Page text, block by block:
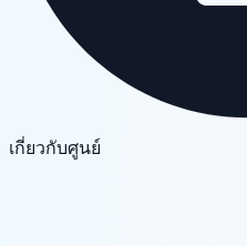
เกี่ยวกับศูนย์